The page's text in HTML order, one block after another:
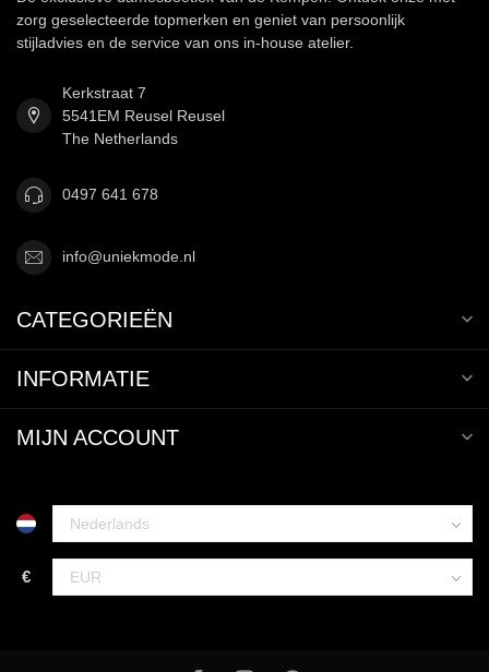
zorg geselecteerde topmerken en geniet van persoonlijk
stijladvies en de service van ons in-house atelier.
Kerkstraat 7
5541EM Reusel Reusel
The Netherlands
0497 641 678
info@uniekmode.nl
CATEGORIEËN
INFORMATIE
MIJN ACCOUNT
€